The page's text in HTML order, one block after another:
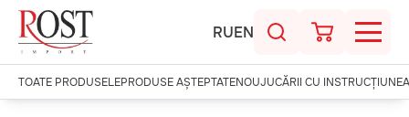
RUEN
TOATE PRODUSELEPRODUSE AȘTEPTATENOUJUCĂRII CU